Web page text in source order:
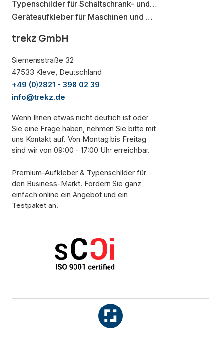
Typenschilder für Schaltschrank- und Elektroverteilungen
Geräteaufkleber für Maschinen und Werkzeuge
trekz GmbH
Siemensstraße 32
47533 Kleve, Deutschland
+49 (0)2821 - 398 02 39
info@trekz.de
Wenn Ihnen etwas nicht deutlich ist oder
Sie eine Frage haben, nehmen Sie bitte mit
uns Kontakt auf. Von Montag bis Freitag
sind wir von 09:00 - 17:00 Uhr erreichbar.
Premium-Aufkleber & Typenschilder für
den Business-Markt. Fordern Sie ganz
einfach online ein Angebot und ein
Testpaket an.